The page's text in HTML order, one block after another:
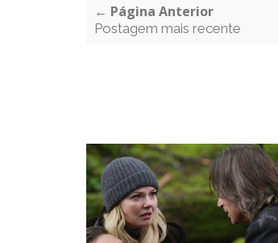
← Página Anterior
Postagem mais recente